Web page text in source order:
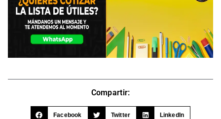
Compartir:
Facebook Twitter LinkedIn